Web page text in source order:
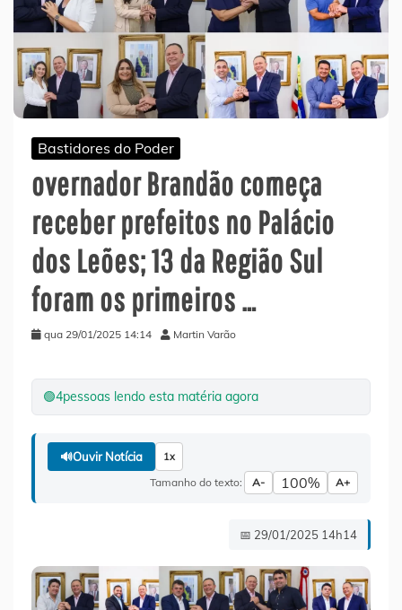
Bastidores do Poder
overnador Brandão começa
receber prefeitos no Palácio
dos Leões; 13 da Região Sul
foram os primeiros …
qua 29/01/2025 14:14 Martin Varão
🟢4pessoas lendo esta matéria agora
🔊Ouvir Notícia 1x
Tamanho do texto: A- 100% A+
📅 29/01/2025 14h14